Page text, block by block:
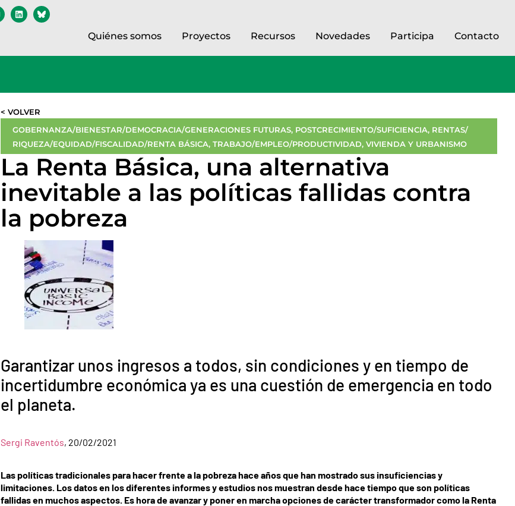
Quiénes somos Proyectos Recursos Novedades Participa Contacto
< VOLVER
GOBERNANZA/BIENESTAR/DEMOCRACIA/GENERACIONES FUTURAS, POSTCRECIMIENTO/SUFICIENCIA, RENTAS/
RIQUEZA/EQUIDAD/FISCALIDAD/RENTA BÁSICA, TRABAJO/EMPLEO/PRODUCTIVIDAD, VIVIENDA Y URBANISMO
La Renta Básica, una alternativa
inevitable a las políticas fallidas contra
la pobreza
Garantizar unos ingresos a todos, sin condiciones y en tiempo de
incertidumbre económica ya es una cuestión de emergencia en todo
el planeta.
Sergi Raventós, 20/02/2021
Las políticas tradicionales para hacer frente a la pobreza hace años que han mostrado sus insuficiencias y
limitaciones. Los datos en los diferentes informes y estudios nos muestran desde hace tiempo que son políticas
fallidas en muchos aspectos. Es hora de avanzar y poner en marcha opciones de carácter transformador como la Renta